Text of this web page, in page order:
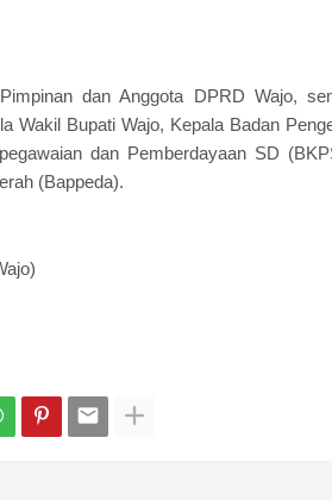
dan Anggota DPRD Wajo,
Wakil Bupati Wajo, Kepala Badan
dan Pemberdayaan SD
(Bappeda).